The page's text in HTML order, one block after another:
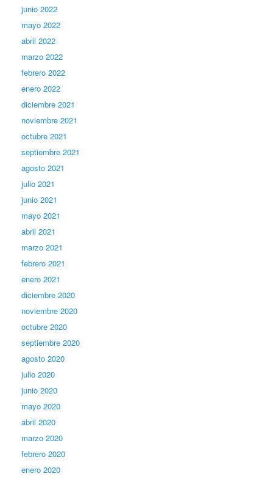
junio 2022
mayo 2022
abril 2022
marzo 2022
febrero 2022
enero 2022
diciembre 2021
noviembre 2021
octubre 2021
septiembre 2021
agosto 2021
julio 2021
junio 2021
mayo 2021
abril 2021
marzo 2021
febrero 2021
enero 2021
diciembre 2020
noviembre 2020
octubre 2020
septiembre 2020
agosto 2020
julio 2020
junio 2020
mayo 2020
abril 2020
marzo 2020
febrero 2020
enero 2020